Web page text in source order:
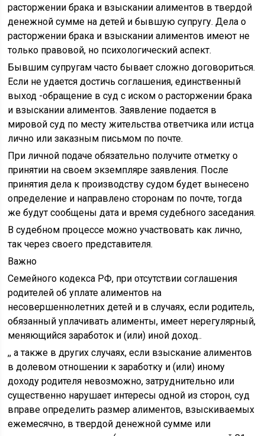
расторжении брака и взыскании алиментов в твердой
денежной сумме на детей и бывшую супругу. Дела о
расторжении брака и взыскании алиментов имеют не
только правовой, но психологический аспект.
Бывшим супругам часто бывает сложно договориться.
Если не удается достичь соглашения, единственный
выход -обращение в суд с иском о расторжении брака
и взыскании алиментов. Заявление подается в
мировой суд по месту жительства ответчика или истца
лично или заказным письмом по почте.
При личной подаче обязательно получите отметку о
принятии на своем экземпляре заявления. После
принятия дела к производству судом будет вынесено
определение и направлено сторонам по почте, тогда
же будут сообщены дата и время судебного заседания.
В судебном процессе можно участвовать как лично,
так через своего представителя.
Важно
Семейного кодекса РФ, при отсутствии соглашения
родителей об уплате алиментов на
несовершеннолетних детей и в случаях, если родитель,
обязанный уплачивать алименты, имеет нерегулярный,
меняющийся заработок и (или) иной доход..
,, а также в других случаях, если взыскание алиментов
в долевом отношении к заработку и (или) иному
доходу родителя невозможно, затруднительно или
существенно нарушает интересы одной из сторон, суд
вправе определить размер алиментов, взыскиваемых
ежемесячно, в твердой денежной сумме или